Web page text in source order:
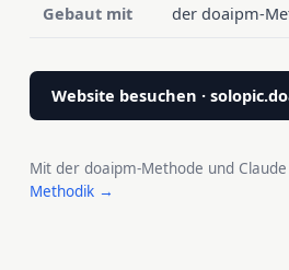
Gebaut mit der doaipm-
Website besuchen ·
Mit der doaipm-Methode und
Methodik →